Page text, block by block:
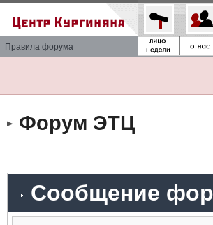
Правила форума
Форум ЭТЦ
Сообщение